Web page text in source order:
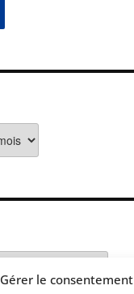
Gérer le consentement